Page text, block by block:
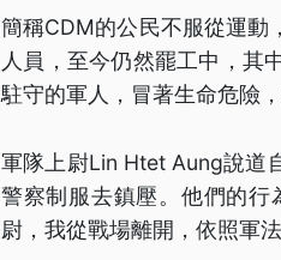
簡稱CDM的公民不服從運動
人員，至今仍然罷工中，其
駐守的軍人，冒著生命危險
軍隊上尉Lin Htet Aung說道
警察制服去鎮壓。他們的
尉，我從戰場離開，依照軍法